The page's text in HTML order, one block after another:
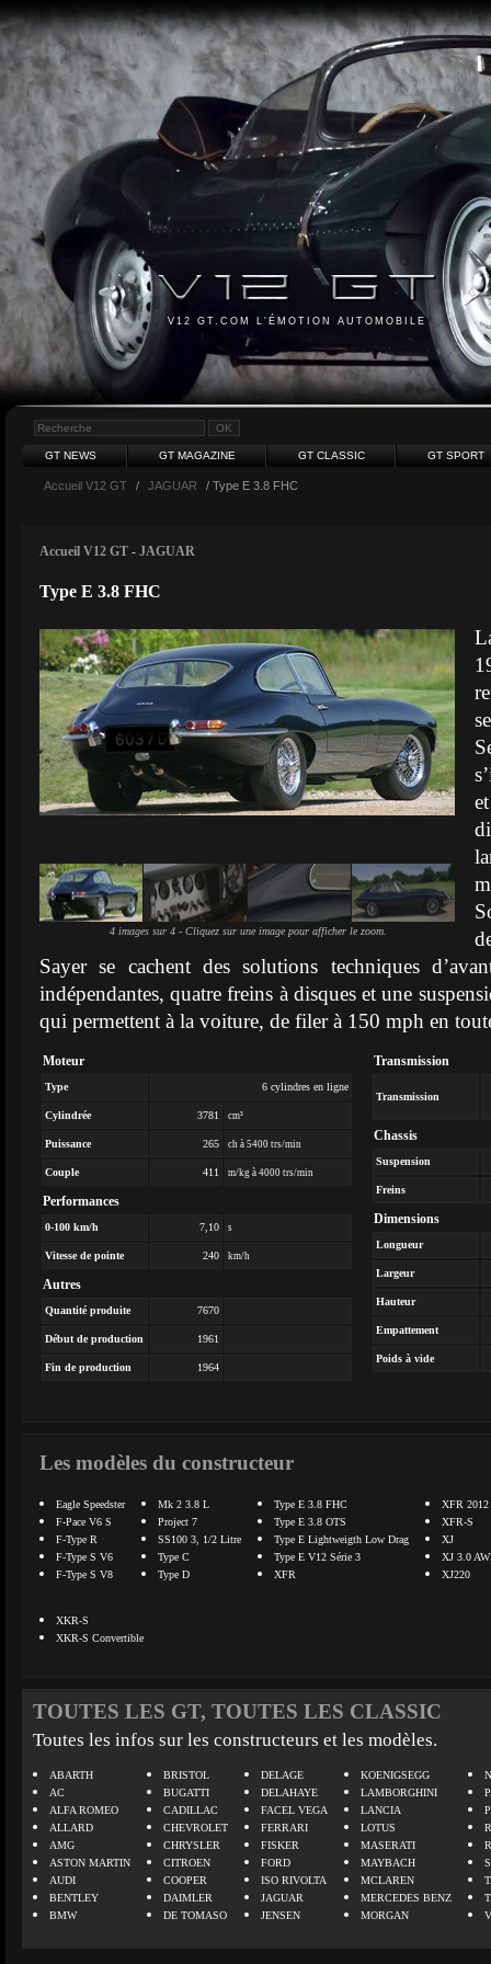
V12 GT.COM L'ÉMOTION AUTOMOBILE
GT NEWS GT MAGAZINE GT CLASSIC GT SPORT
Accueil V12 GT / JAGUAR / Type E 3.8 FHC
Accueil V12 GT - JAGUAR
Type E 3.8 FHC
4 images sur 4 - Cliquez sur une image pour afficher le zoom.
Sayer se cachent des solutions techniques
indépendantes, quatre freins à disques et une
qui permettent à la voiture, de filer à 150 mph en
Moteur
Type 6 cylindres en ligne
Cylindrée 3781 cm³
Puissance 265 ch à 5400 trs/min
Couple 411 m/kg à 4000 trs/min
Performances
0-100 km/h 7,10 s
Vitesse de pointe 240 km/h
Autres
Quantité produite 7670
Début de production 1961
Fin de production 1964
Transmission
Transmission
Chassis
Suspension
Freins
Dimensions
Longueur
Largeur
Hauteur
Empattement
Poids à vide
Les modèles du constructeur
Eagle Speedster
F-Pace V6 S
F-Type R
F-Type S V6
F-Type S V8
Mk 2 3.8 L
Project 7
SS100 3, 1/2 Litre
Type C
Type D
Type E 3.8 FHC
Type E 3.8 OTS
Type E Lightweigth Low Drag
Type E V12 Série 3
XFR
XFR 2012
XFR-S
XJ
XJ 3.0
XJ220
XKR-S
XKR-S Convertible
TOUTES LES GT, TOUTES LES CLASSIC
Toutes les infos sur les constructeurs et les modèles.
ABARTH
AC
ALFA ROMEO
ALLARD
AMG
ASTON MARTIN
AUDI
BENTLEY
BMW
BRISTOL
BUGATTI
CADILLAC
CHEVROLET
CHRYSLER
CITROEN
COOPER
DAIMLER
DE TOMASO
DELAGE
DELAHAYE
FACEL VEGA
FERRARI
FISKER
FORD
ISO RIVOLTA
JAGUAR
JENSEN
KOENIGSEGG
LAMBORGHINI
LANCIA
LOTUS
MASERATI
MAYBACH
MCLAREN
MERCEDES BENZ
MORGAN